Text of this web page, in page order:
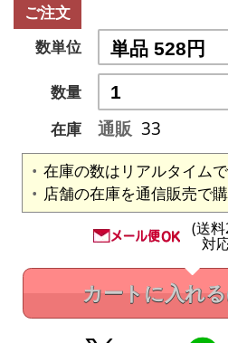
ご注文
数単位
数量
在庫
通販 33
在庫の数はリアルタイムで
店舗の在庫を通信販売で
(送
対
カートに入れる